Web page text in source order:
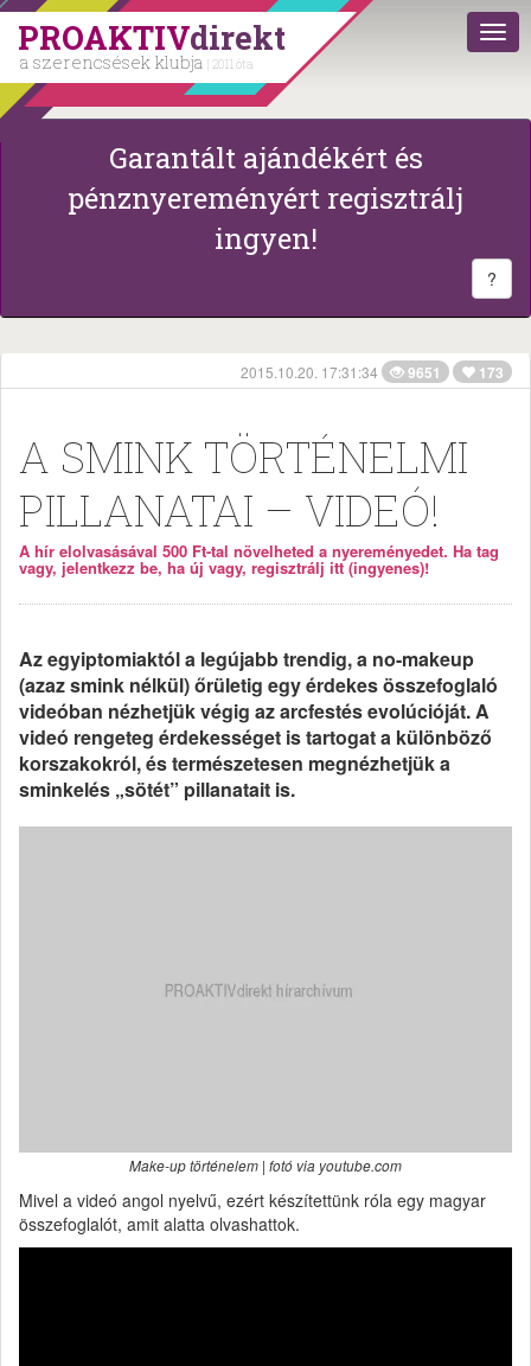
PROAKTIVdirekt
a szerencsések klubja | 2011 óta
Garantált ajándékért és
pénznyereményért regisztrálj
ingyen!
?
2015.10.20. 17:31:34 9651 173
A SMINK TÖRTÉNELMI
PILLANATAI – VIDEÓ!
A hír elolvasásával 500 Ft-tal növelheted a nyereményedet. Ha tag
vagy, jelentkezz be, ha új vagy, regisztrálj itt (ingyenes)!
Az egyiptomiaktól a legújabb trendig, a no-makeup
(azaz smink nélkül) őrületig egy érdekes összefoglaló
videóban nézhetjük végig az arcfestés evolúcióját. A
videó rengeteg érdekességet is tartogat a különböző
korszakokról, és természetesen megnézhetjük a
sminkelés „sötét” pillanatait is.
Make-up történelem | fotó via youtube.com
Mivel a videó angol nyelvű, ezért készítettünk róla egy magyar
összefoglalót, amit alatta olvashattok.